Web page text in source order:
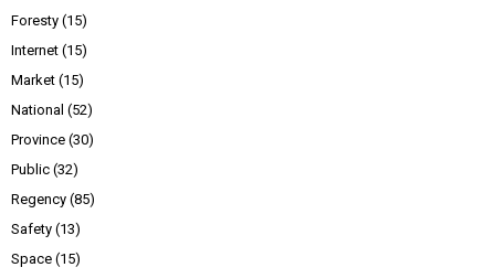
Foresty (15)
Internet (15)
Market (15)
National (52)
Province (30)
Public (32)
Regency (85)
Safety (13)
Space (15)